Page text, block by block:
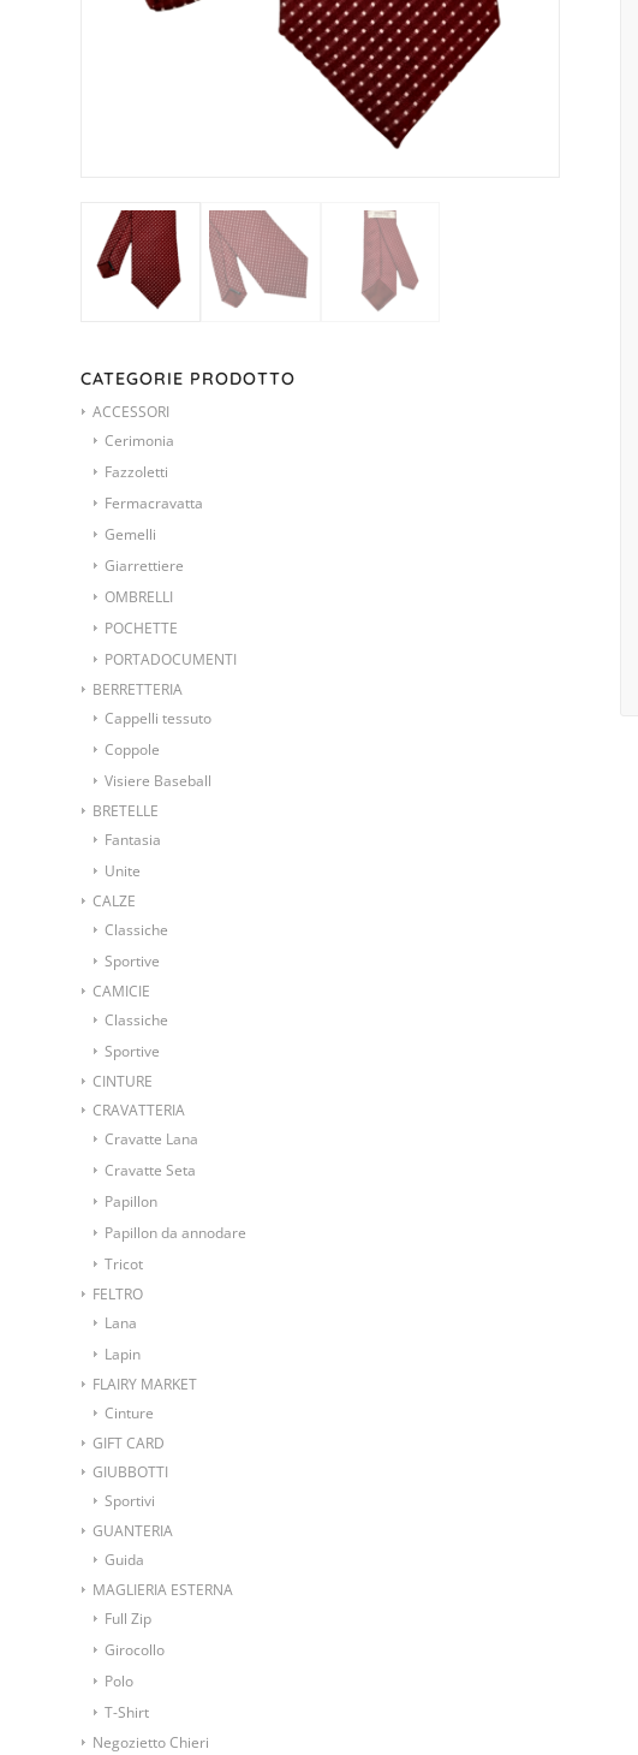
CATEGORIE PRODOTTO
ACCESSORI
Cerimonia
Fazzoletti
Fermacravatta
Gemelli
Giarrettiere
OMBRELLI
POCHETTE
PORTADOCUMENTI
BERRETTERIA
Cappelli tessuto
Coppole
Visiere Baseball
BRETELLE
Fantasia
Unite
CALZE
Classiche
Sportive
CAMICIE
Classiche
Sportive
CINTURE
CRAVATTERIA
Cravatte Lana
Cravatte Seta
Papillon
Papillon da annodare
Tricot
FELTRO
Lana
Lapin
FLAIRY MARKET
Cinture
GIFT CARD
GIUBBOTTI
Sportivi
GUANTERIA
Guida
MAGLIERIA ESTERNA
Full Zip
Girocollo
Polo
T-Shirt
Negozietto Chieri